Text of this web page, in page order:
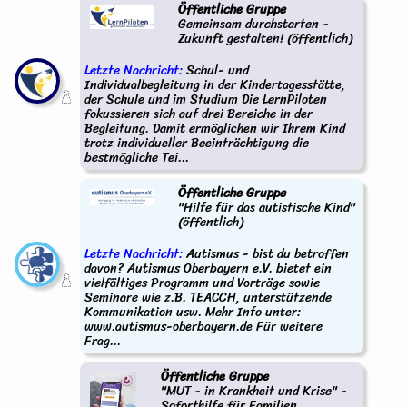
Öffentliche Gruppe
Gemeinsam durchstarten -
Zukunft gestalten! (öffentlich)
Letzte Nachricht:Schul- und
Individualbegleitung in der Kindertagesstätte,
der Schule und im Studium Die LernPiloten
fokussieren sich auf drei Bereiche in der
Begleitung. Damit ermöglichen wir Ihrem Kind
trotz individueller Beeinträchtigung die
bestmögliche Tei...
Öffentliche Gruppe
"Hilfe für das autistische Kind"
(öffentlich)
Letzte Nachricht:Autismus - bist du betroffen
davon? Autismus Oberbayern e.V. bietet ein
vielfältiges Programm und Vorträge sowie
Seminare wie z.B. TEACCH, unterstützende
Kommunikation usw. Mehr Info unter:
www.autismus-oberbayern.de Für weitere
Frag...
Öffentliche Gruppe
"MUT - in Krankheit und Krise" -